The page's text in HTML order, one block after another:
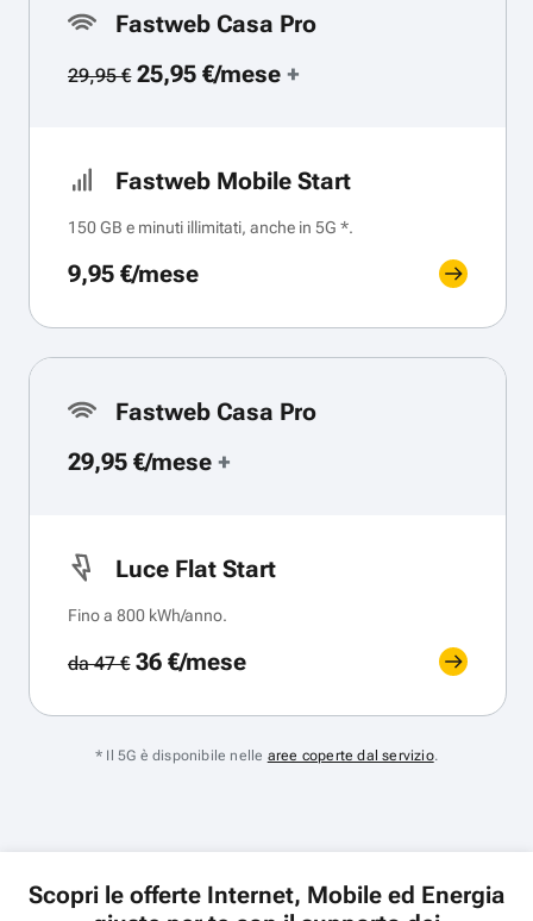
Fastweb Casa Pro
29,95 €25,95 €/mese+
Fastweb Mobile Start
150 GB e minuti illimitati, anche in 5G *.
9,95 €/mese
Fastweb Casa Pro
29,95 €/mese +
Luce Flat Start
Fino a 800 kWh/anno.
da 47 €36 €/mese
* Il 5G è disponibile nelle aree coperte dal servizio.
Scopri le offerte Internet, Mobile ed Energia